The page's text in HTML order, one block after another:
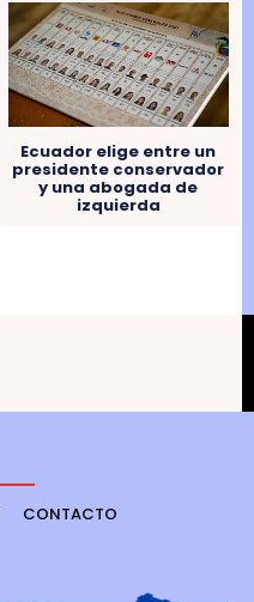
Ecuador elige entre un
presidente conservador
y una abogada de
izquierda
CONTACTO